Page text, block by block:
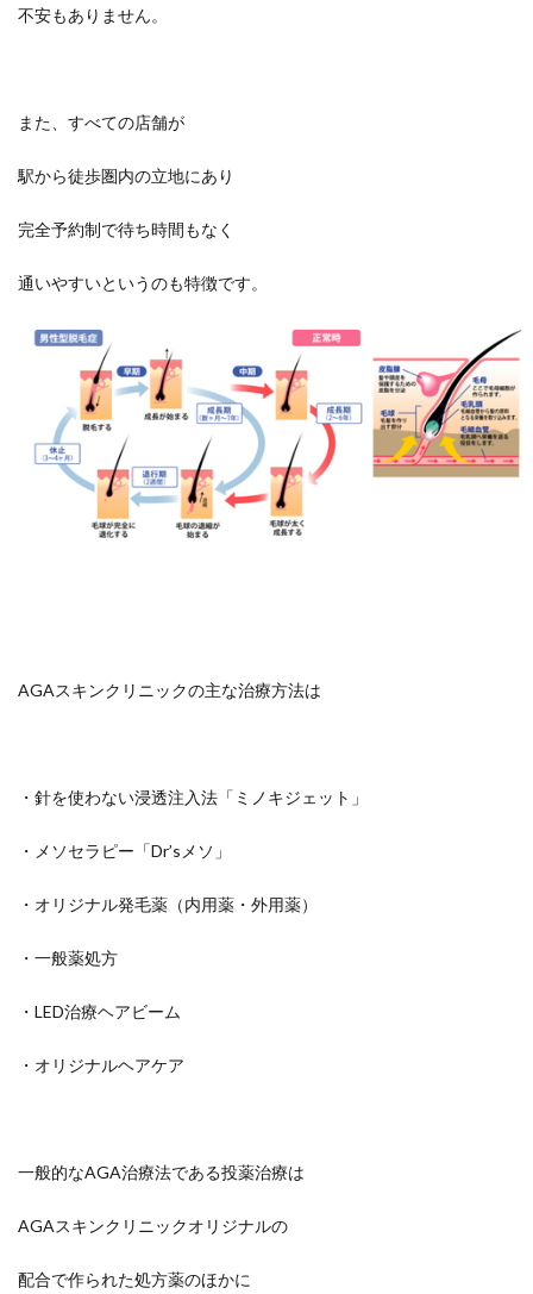
不安もありません。
また、すべての店舗が
駅から徒歩圏内の立地にあり
完全予約制で待ち時間もなく
通いやすいというのも特徴です。
AGAスキンクリニックの主な治療方法は
・針を使わない浸透注入法「ミノキジェット」
・メソセラピー「Dr’sメソ」
・オリジナル発毛薬（内用薬・外用薬）
・一般薬処方
・LED治療ヘアビーム
・オリジナルヘアケア
一般的なAGA治療法である投薬治療は
AGAスキンクリニックオリジナルの
配合で作られた処方薬のほかに